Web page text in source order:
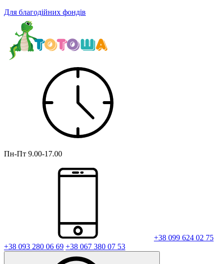
Для благодійних фондів
Пн-Пт 9.00-17.00
+38 099 624 02 75
+38 093 280 06 69 +38 067 380 07 53